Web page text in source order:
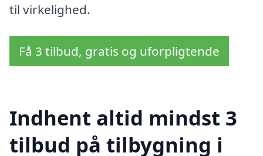
til virkelighed.
Få 3 tilbud, gratis og uforpligtende
Indhent altid mindst 3
tilbud på tilbygning i